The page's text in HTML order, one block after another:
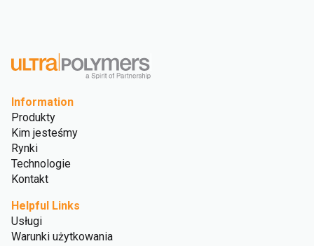
Information
Produkty
Kim jesteśmy
Rynki
Technologie
Kontakt
Helpful Links
Usługi
Warunki użytkowania